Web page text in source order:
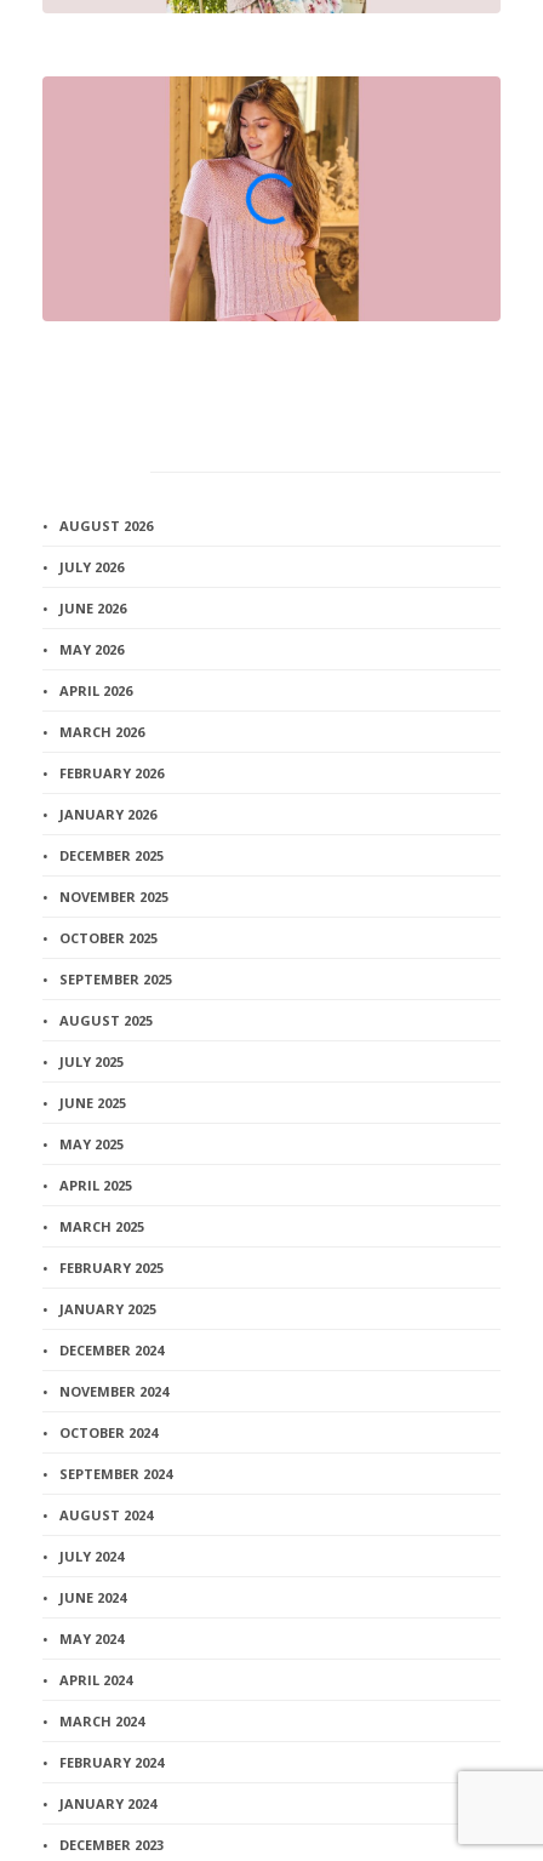
AUGUST 2026
JULY 2026
JUNE 2026
MAY 2026
APRIL 2026
MARCH 2026
FEBRUARY 2026
JANUARY 2026
DECEMBER 2025
NOVEMBER 2025
OCTOBER 2025
SEPTEMBER 2025
AUGUST 2025
JULY 2025
JUNE 2025
MAY 2025
APRIL 2025
MARCH 2025
FEBRUARY 2025
JANUARY 2025
DECEMBER 2024
NOVEMBER 2024
OCTOBER 2024
SEPTEMBER 2024
AUGUST 2024
JULY 2024
JUNE 2024
MAY 2024
APRIL 2024
MARCH 2024
FEBRUARY 2024
JANUARY 2024
DECEMBER 2023